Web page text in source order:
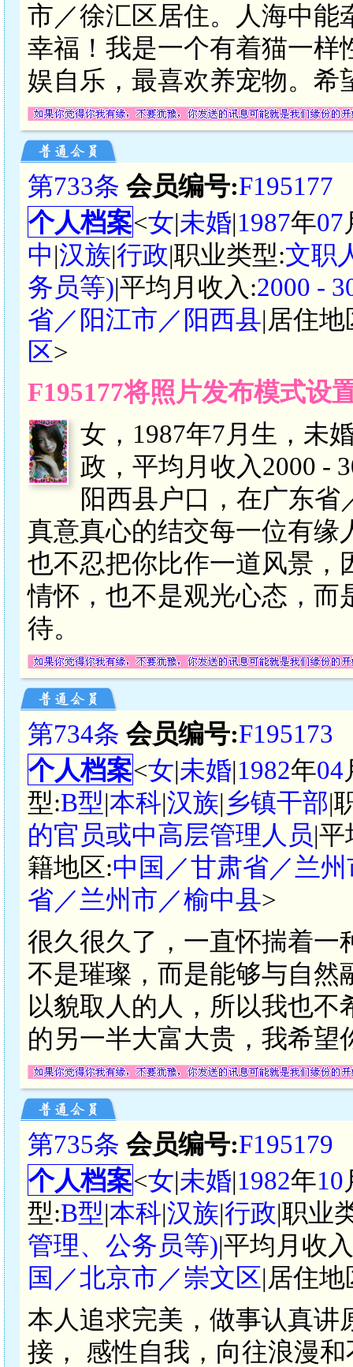
市／徐汇区居住。人海中能
幸福！我是一个有着猫一样
娱自乐，最喜欢养宠物。希
第733条 会员编号:F195177
个人档案<女|未婚|1987年07
中|汉族|行政|职业类型:文职
务员等)|平均月收入:2000 -
省／阳江市／阳西县|居住地
区>
F195177将照片发布模式设
女，1987年7月生，未
政，平均月收入2000 -
阳西县户口，在广东
真意真心的结交每一位有缘
也不忍把你比作一道风景，
情怀，也不是观光心态，而
待。
第734条 会员编号:F195173
个人档案<女|未婚|1982年04
型:B型|本科|汉族|乡镇干部|
的官员或中高层管理人员|平
籍地区:中国／甘肃省／兰
省／兰州市／榆中县>
很久很久了，一直怀揣着一
不是璀璨，而是能够与自然
以貌取人的人，所以我也
的另一半大富大贵，我
第735条 会员编号:F195179
个人档案<女|未婚|1982年10
型:B型|本科|汉族|行政|职业
管理、公务员等)|平均月收
国／北京市／崇文区|居住地
本人追求完美，做事认真讲
接， 感性自我，向往浪漫